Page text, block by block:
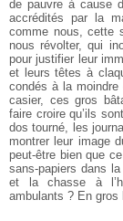
de pauvre à cause
accrédités par la
comme nous, cette
nous révolter, qui
pour justifier leur
et leurs têtes à
condés à la
casier, ces gros
faire croire qu’ils
dos tourné, les
montrer leur image
peut-être bien que
sans-papiers dans
et la chasse à
ambulants ? En gros